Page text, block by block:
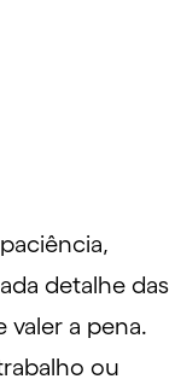
detalhe das
valer a pena.
ou